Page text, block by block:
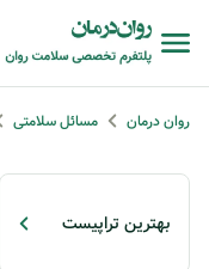
روان درمان مسائل سلامتی
بهترین تراپیست